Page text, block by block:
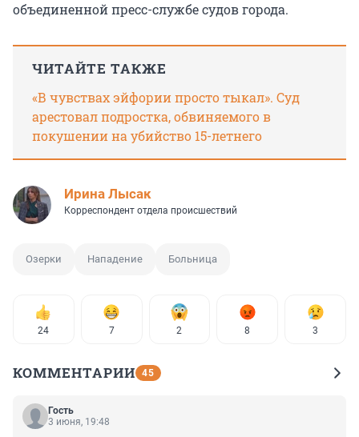
объединенной пресс-службе судов города.
ЧИТАЙТЕ ТАКЖЕ
«В чувствах эйфории просто тыкал». Суд
арестовал подростка, обвиняемого в
покушении на убийство 15-летнего
Ирина Лысак
Корреспондент отдела происшествий
Озерки Нападение Больница
24 7 2 8 3
КОММЕНТАРИИ 45
Гость
3 июня, 19:48